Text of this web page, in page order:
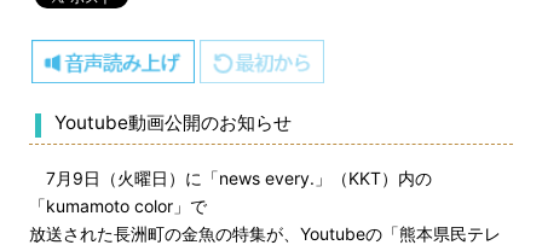
Youtube動画公開のお知らせ
7月9日（火曜日）に「news every.」（KKT）内の
「kumamoto color」で
放送された長洲町の金魚の特集が、Youtubeの「熊本県民テレ